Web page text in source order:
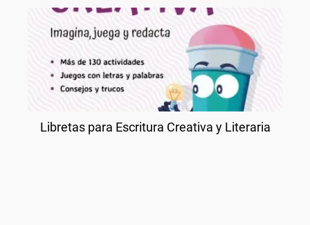
Libretas para Escritura Creativa y Literaria